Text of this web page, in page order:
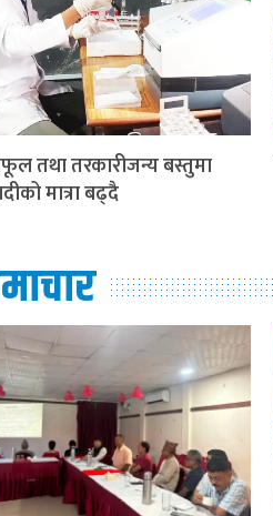
तथा तरकारीजन्य बस्तुमा
मात्रा बढ्दै